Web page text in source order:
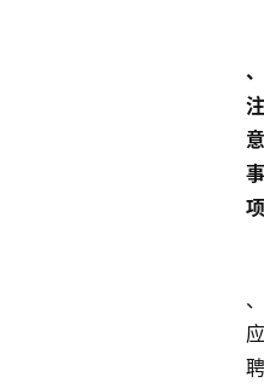
、
注
意
事
项
、
应
聘